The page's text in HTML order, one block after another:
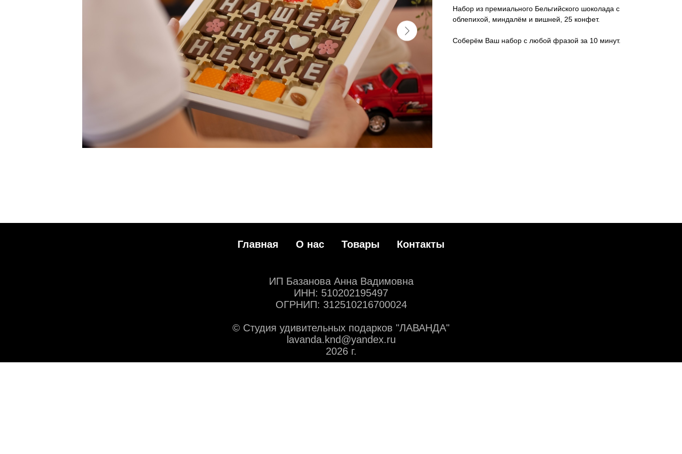
Набор из премиального Бельгийского шоколада с
облепихой, миндалём и вишней, 25 конфет.
Соберём Ваш набор с любой фразой за 10 минут.
Главная О нас Товары Контакты
ИП Базанова Анна Вадимовна
ИНН: 510202195497
ОГРНИП: 312510216700024
© Студия удивительных подарков "ЛАВАНДА"
lavanda.knd@yandex.ru
2026 г.